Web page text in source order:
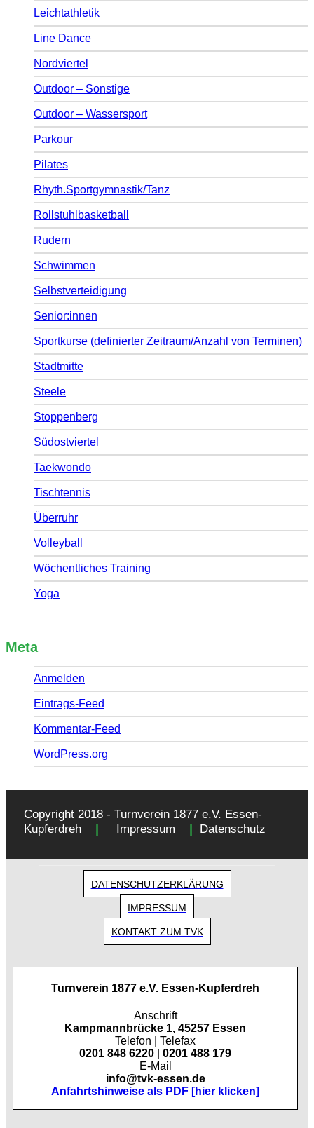
Leichtathletik
Line Dance
Nordviertel
Outdoor – Sonstige
Outdoor – Wassersport
Parkour
Pilates
Rhyth.Sportgymnastik/Tanz
Rollstuhlbasketball
Rudern
Schwimmen
Selbstverteidigung
Senior:innen
Sportkurse (definierter Zeitraum/Anzahl von Terminen)
Stadtmitte
Steele
Stoppenberg
Südostviertel
Taekwondo
Tischtennis
Überruhr
Volleyball
Wöchentliches Training
Yoga
Meta
Anmelden
Eintrags-Feed
Kommentar-Feed
WordPress.org
Copyright 2018 - Turnverein 1877 e.V. Essen-
Kupferdreh
| Impressum | Datenschutz
DATENSCHUTZERKLÄRUNG
IMPRESSUM
KONTAKT ZUM TVK
Turnverein 1877 e.V. Essen-Kupferdreh
Anschrift
Kampmannbrücke 1, 45257 Essen
Telefon | Telefax
0201 848 6220
0201 488 179
E-Mail
info@tvk-essen.de
Anfahrtshinweise als PDF [hier klicken]